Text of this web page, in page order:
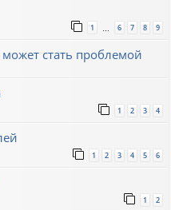
1 6 7 8 9
стать проблемой
1 2 3 4
1 2 3 4 5 6
1 2